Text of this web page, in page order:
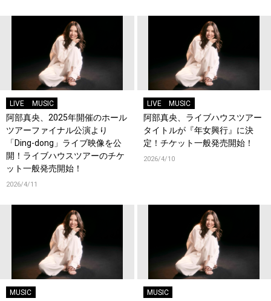
LIVE MUSIC
阿部真央、2025年開催のホール
ツアーファイナル公演より
「Ding-dong」ライブ映像を公
開！ライブハウスツアーのチケ
ット一般発売開始！
2026/4/11
LIVE MUSIC
阿部真央、ライブハウスツアー
タイトルが『年女興行』に決
定！チケット一般発売開始！
2026/4/10
MUSIC MUSIC